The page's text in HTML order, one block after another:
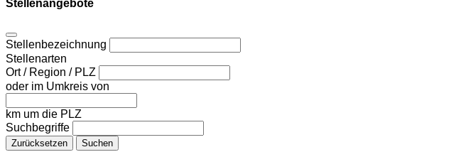
Stellenangebote
Stellenbezeichnung
Stellenarten
Ort / Region / PLZ
oder im Umkreis von
km um die PLZ
Suchbegriffe